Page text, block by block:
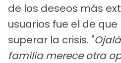
de los deseos más
usuarios fue el de
superar la crisis. "
familia merece otra